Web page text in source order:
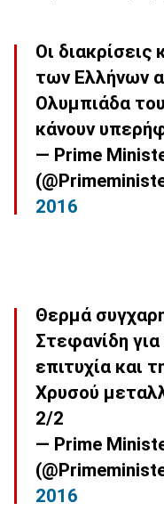
Οι διακρίσεις
των Ελλήνων
Ολυμπιάδα
κάνουν
— Prime
2016
Θερμά
Στεφανίδη
επιτυχία και
Χρυσού
2/2
— Prime
2016